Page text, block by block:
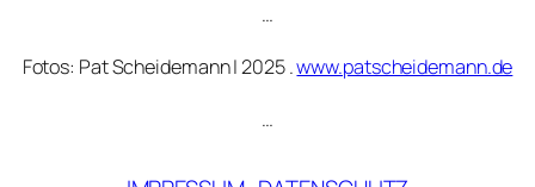
…
Fotos: Pat Scheidemann | 2025 .www.patscheidemann.de
…